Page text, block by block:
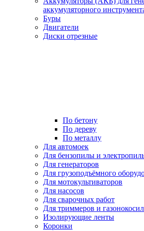
аккумуляторного
Буры
Двигатели
Диски отрезные
По бетону
По дереву
По металлу
Для автомоек
Для бензопилы и
Для генераторов
Для грузоподъёмного
Для мотокультиваторов
Для насосов
Для сварочных работ
Для триммеров и
Изолирующие ленты
Коронки